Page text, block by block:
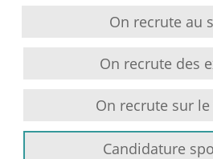
On recrute au
On recrute des
On recrute sur
Candidature